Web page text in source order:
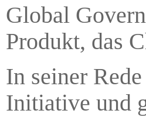
Global
Produkt, das
In seiner
Initiative und